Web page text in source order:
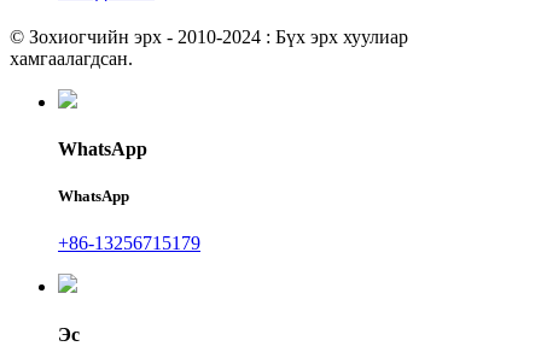
© Зохиогчийн эрх - 2010-2024 : Бүх эрх хуулиар
хамгаалагдсан.
WhatsApp
WhatsApp
+86-13256715179
Эс